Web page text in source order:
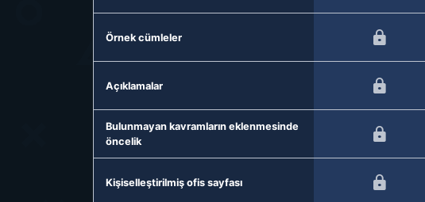
Örnek cümleler
Açıklamalar
Bulunmayan kavramların eklenmesinde
öncelik
Kişiselleştirilmiş ofis sayfası